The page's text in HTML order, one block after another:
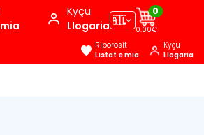
Kyçu
Llogaria🇦🇱
0
0.00€
Riporosit
Listat e mia
Kyçu
Llogaria